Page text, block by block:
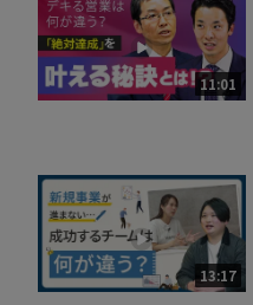
11:01
13:17